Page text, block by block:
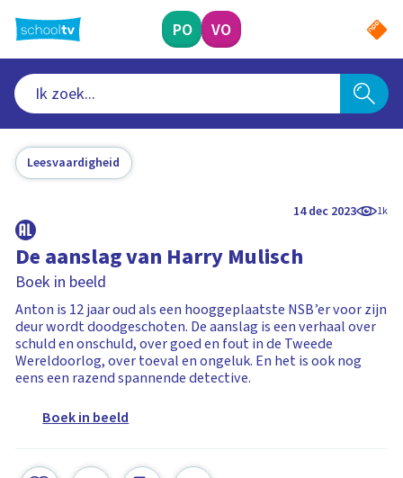
naar
hoofdinhoud
PO VO
Leesvaardigheid
14 dec 2023 1k
De aanslag van Harry Mulisch
Boek in beeld
Anton is 12 jaar oud als een hooggeplaatste NSB’er voor zijn
deur wordt doodgeschoten. De aanslag is een verhaal over
schuld en onschuld, over goed en fout in de Tweede
Wereldoorlog, over toeval en ongeluk. En het is ook nog
eens een razend spannende detective.
Boek in beeld